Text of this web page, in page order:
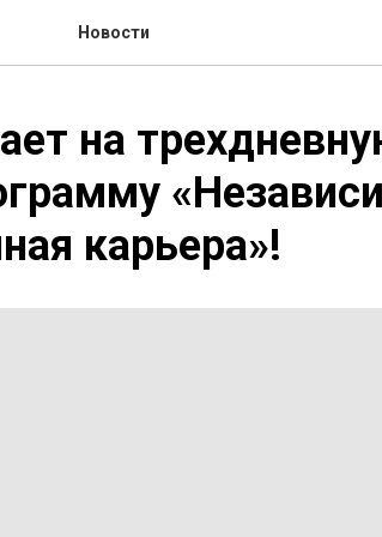
Новости
на
карьера»!